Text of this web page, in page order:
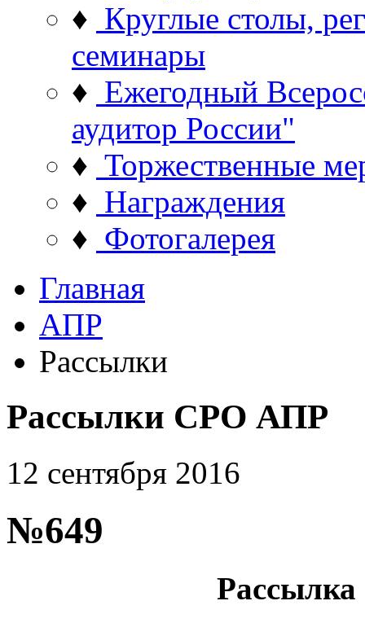
♦ Круглые столы,
семинары
♦ Ежегодный
аудитор России"
♦ Торжественные
♦ Награждения
♦ Фотогалерея
Главная
АПР
Рассылки
Рассылки СРО АПР
12 сентября 2016
№649
Рассылка